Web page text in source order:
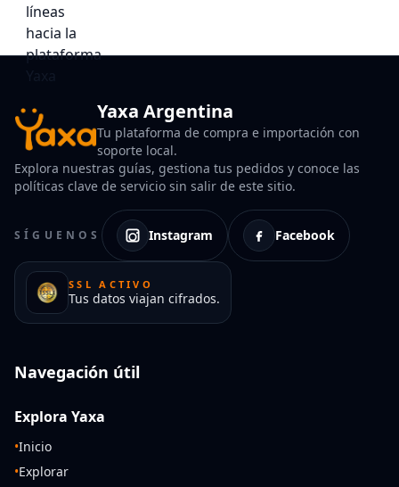
Yaxa Argentina
Tu plataforma de compra e importación con
soporte local.
Explora nuestras guías, gestiona tus pedidos y conoce las
políticas clave de servicio sin salir de este sitio.
SÍGUENOS Instagram Facebook
SSL ACTIVO
Tus datos viajan cifrados.
Navegación útil
Explora Yaxa
•Inicio
•Explorar